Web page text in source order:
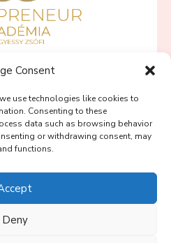
Consent
use technologies like cookies to
Consenting to these
data such as browsing behavior
or withdrawing consent, may
functions.
Deny
PROGRAM
BLOG